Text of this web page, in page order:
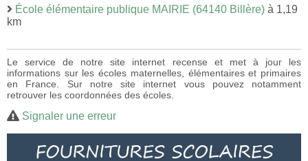
École élémentaire publique MAIRIE (64140 Billère) à 1,19
km
Le service de notre site internet recense et met à jour les
informations sur les écoles maternelles, élémentaires et primaires
en France. Sur notre site internet vous pouvez notamment
retrouver les coordonnées des écoles.
Signaler une erreur